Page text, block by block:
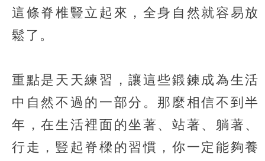
這條脊椎豎立起來，全身自然就容易放
鬆了。
重點是天天練習，讓這些鍛鍊成為生活
中自然不過的一部分。那麼相信不到半
年，在生活裡面的坐著、站著、躺著、
行走，豎起脊樑的習慣，你一定能夠養